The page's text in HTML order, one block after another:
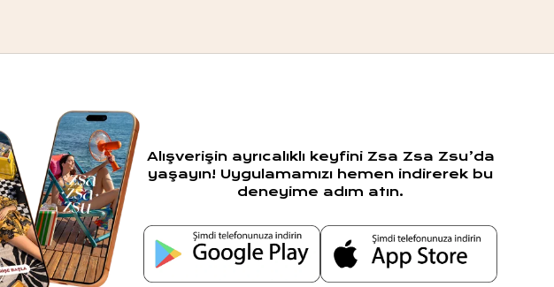
Alışverişin ayrıcalıklı keyfini Zsa Zsa Zsu’da
yaşayın! Uygulamamızı hemen indirerek bu
deneyime adım atın.